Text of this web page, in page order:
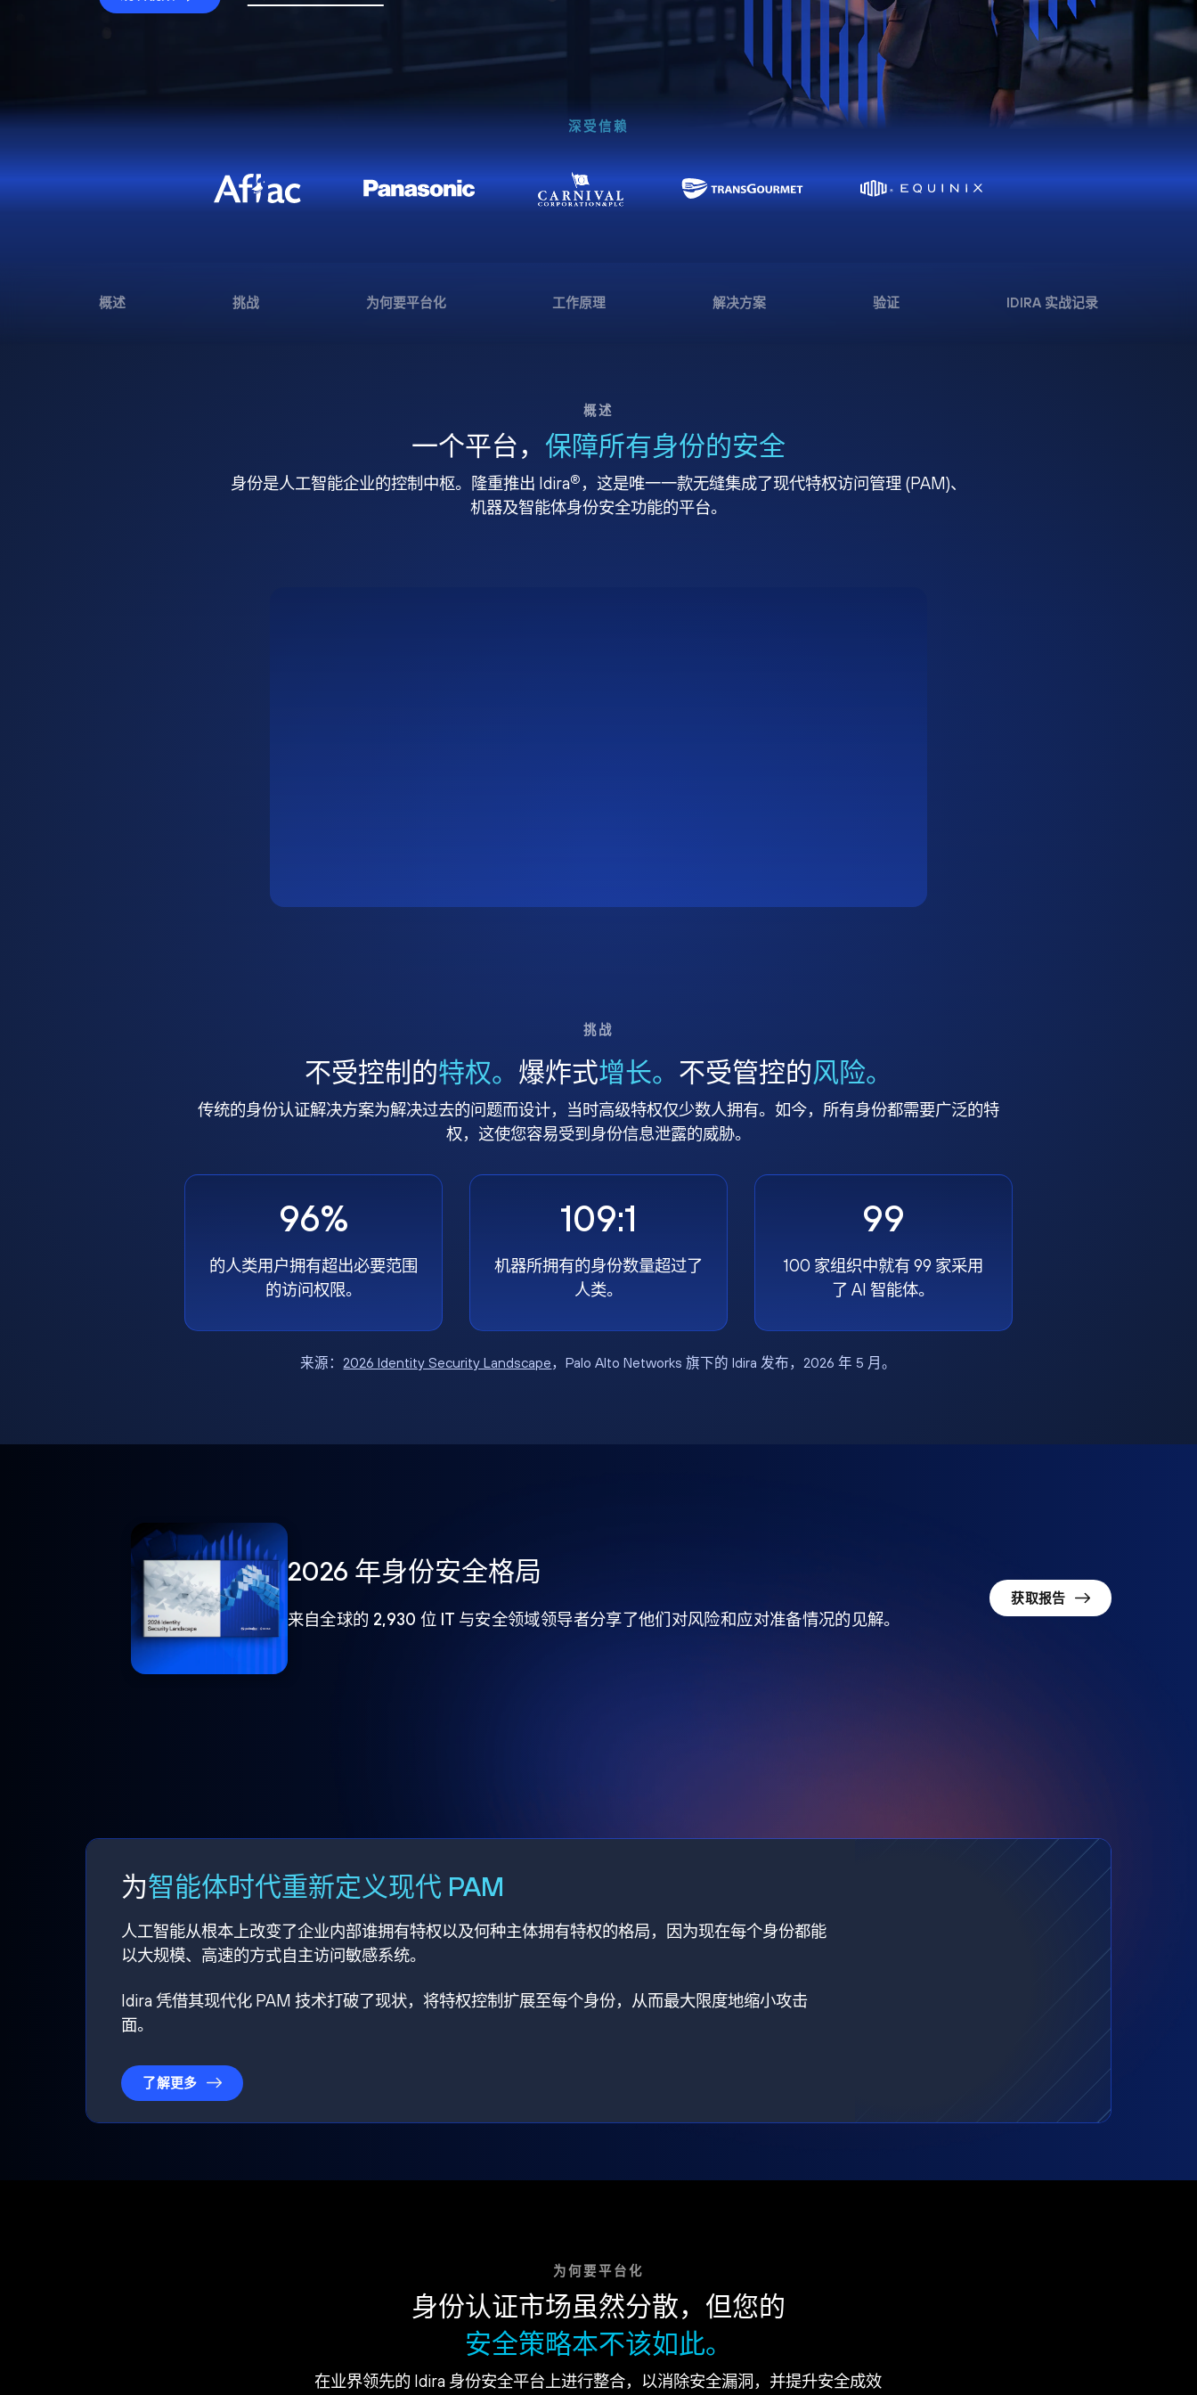
深受信赖
概述 挑战 为何要平台化 工作原理 解决方案 验证 IDIRA 实战记录
概述
一个平台， 保障所有身份的安全
身份是人工智能企业的控制中枢。隆重推出 Idira® ，这是唯一一款无缝集成了现代特权访问管理 (PAM)、
机器及智能体身份安全功能的平台。
挑战
不受控制的特权。 爆炸式增长。 不受管控的风险。
传统的身份认证解决方案为解决过去的问题而设计，当时高级特权仅少数人拥有。如今，所有身份都需要广泛的特
权，这使您容易受到身份信息泄露的威胁。
96%
的人类用户拥有超出必要范围
的访问权限。
109:1
机器所拥有的身份数量超过了
人类。
99
100 家组织中就有 99 家采用
了 AI 智能体。
来源： 2026 Identity Security Landscape，Palo Alto Networks 旗下的 Idira 发布，2026 年 5 月。
2026 年身份安全格局
来自全球的 2,930 位 IT 与安全领域领导者分享了他们对风险和应对准备情况的见解。
获取报告
为智能体时代重新定义现代 PAM
人工智能从根本上改变了企业内部谁拥有特权以及何种主体拥有特权的格局，因为现在每个身份都能
以大规模、高速的方式自主访问敏感系统。
Idira 凭借其现代化 PAM 技术打破了现状，将特权控制扩展至每个身份，从而最大限度地缩小攻击
面。
了解更多
为何要平台化
身份认证市场虽然分散，但您的
安全策略本不该如此。
在业界领先的 Idira 身份安全平台上进行整合，以消除安全漏洞，并提升安全成效